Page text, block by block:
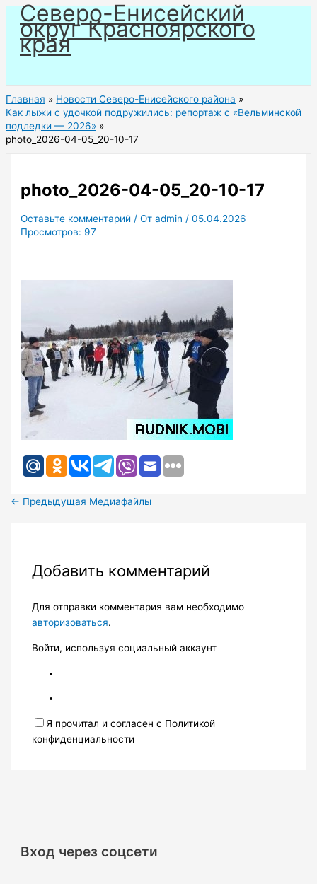
Перейти
содержимому
Северо-Енисейский
округ Красноярского
края
Главная
Новости Северо-Енисейского района
Как лыжи с удочкой подружились: репортаж с «Вельминской
подледки — 2026»
photo_2026-04-05_20-10-17
photo_2026-04-05_20-10-17
Оставьте комментарий / Отadmin /05.04.2026
Просмотров: 97
← Предыдущая Медиафайлы
Добавить комментарий
Для отправки комментария вам необходимо
авторизоваться.
Войти, используя социальный аккаунт
Я прочитал и согласен с Политикой
конфиденциальности
Вход через соцсети